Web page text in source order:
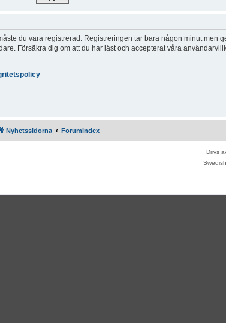
du vara registrerad. Registreringen tar bara någon minut
Försäkra dig om att du har läst och accepterat våra
Nyhetssidorna Forumindex
Drivs